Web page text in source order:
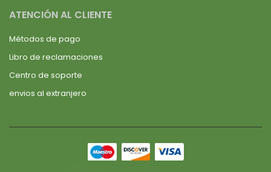
ATENCIÓN AL CLIENTE
Métodos de pago
Libro de reclamaciones
Centro de soporte
envios al extranjero